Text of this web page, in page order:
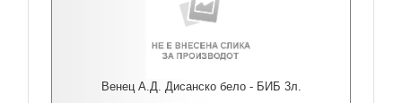
Венец А.Д. Дисанско бело - БИБ 3л.